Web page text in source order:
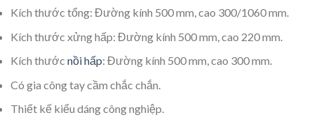
Kích thước tổng: Đường kính 500 mm, cao 300/1060 mm.
Kích thước xửng hấp: Đường kính 500 mm, cao 220 mm.
Kích thước nồi hấp: Đường kính 500 mm, cao 300 mm.
Có gia công tay cầm chắc chắn.
Thiết kế kiểu dáng công nghiệp.